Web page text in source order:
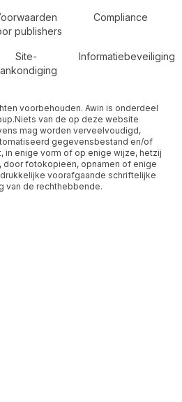
publishers
Compliance
Site-
Informatiebeveiliging
voorbehouden. Awin is onderdeel
van de op deze website
mag worden verveelvoudigd,
gegevensbestand en/of
in enige vorm of op enige wijze, hetzij
door fotokopieën, opnamen of enige
voorafgaande schriftelijke
van de rechthebbende.